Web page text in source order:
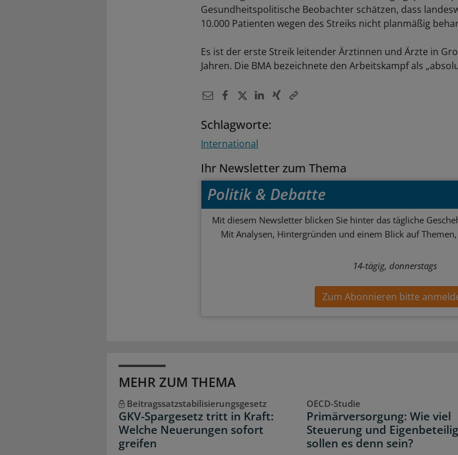
Gesundheitspolitische Beobachter schätzen, dass
10.000 Patienten wegen des Streiks nicht planmäßig
Es ist der erste Streik leitender Ärztinnen und Ärzte in
Jahren. Die BMA bezeichnete den Arbeitskampf als
Schlagworte:
International
Ihr Newsletter zum Thema
Politik & Debatte
Mit diesem Newsletter blicken Sie hinter das tägliche
Mit Analysen, Hintergründen und einem Blick auf
14-tägig, donnerstags
Zum Abonnieren bitte
MEHR ZUM THEMA
Beitragssatzstabilisierungsgesetz
GKV-Spargesetz tritt in Kraft:
Welche Neuerungen sofort
greifen
OECD-Studie
Primärversorgung: Wie viel
Steuerung und
sollen es denn sein?